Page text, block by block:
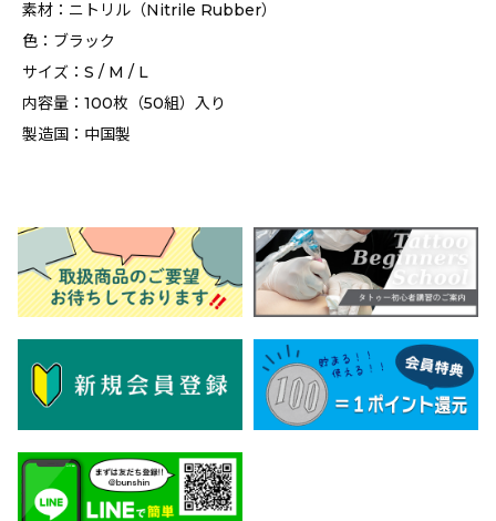
素材：ニトリル（Nitrile Rubber）
色：ブラック
サイズ：S / M / L
内容量：100枚（50組）入り
製造国：中国製